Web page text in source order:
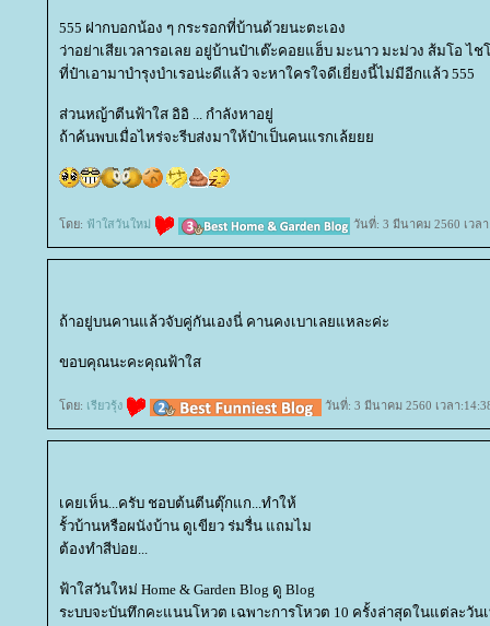
555 ฝากบอกน้อง ๆ กระรอกที่บ้านด้วยนะตะเอง
ว่าอย่าเสียเวลารอเลย อยู่บ้านป๋าเต๊ะคอยแฮ็บ มะนาว มะม่วง ส้มโอ ไช
ที่ป๋าเอามาบำรุงบำเรอน่ะดีแล้ว จะหาใครใจดีเยี่ยงนี้ไม่มีอีกแล้ว 555
ส่วนหญ้าตีนฟ้าใส อิอิ ... กำลังหาอยู่
ถ้าค้นพบเมื่อไหร่จะรีบส่งมาให้ป๋าเป็นคนแรกเล้
ดย: ฟ้าใสวันใหม่ วันที่: 3 มีนาคม 2560 เวล
ถ้าอยู่บนคานแล้วจับคู่กันเองนี่ คานคงเบาเลยแหละค่ะ
ขอบคุณนะคะคุณฟ้าใส
ดย: เรียวรุ้ง วันที่: 3 มีนาคม 2560 เวลา
เคยเห็น...ครับ ชอบต้นตีนตุ๊กแก...ทำให้
รั้วบ้านหรือผนังบ้าน ดูเขียว ร่มรื่น แถมไม
ต้องทำสีบ่อย...
ฟ้าใสวันใหม่ Home & Garden Blog ดู Blog
ระบบจะบันทึกคะแนนโหวต เฉพาะการโหวต 10 ครั้งล่าสุดในแต่ละวัน